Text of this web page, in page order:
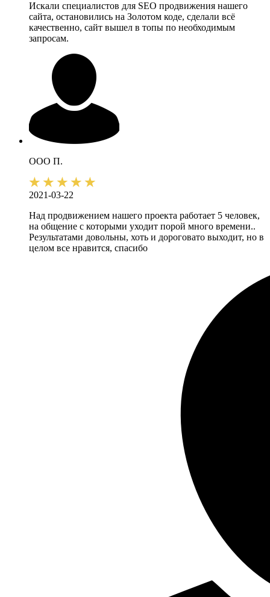
Искали специалистов для SEO продвижения нашего
сайта, остановились на Золотом коде, сделали всё
качественно, сайт вышел в топы по необходимым
запросам.
ООО П.
2021-03-22
Над продвижением нашего проекта работает 5 человек,
на общение с которыми уходит порой много времени..
Результатами довольны, хоть и дороговато выходит, но в
целом все нравится, спасибо